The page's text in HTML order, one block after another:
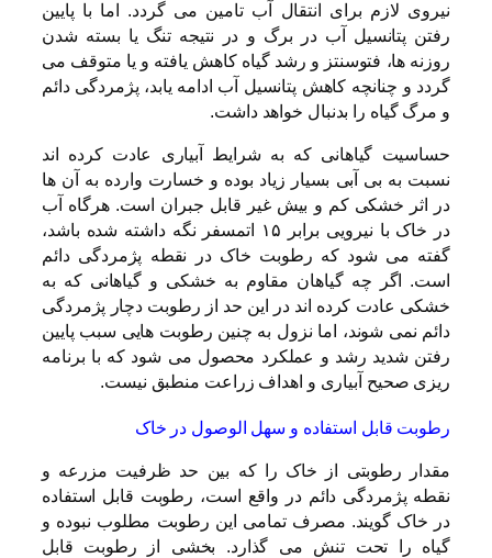
نیروی لازم برای انتقال آب تامین می گردد. اما با پایین
رفتن پتانسیل آب در برگ و در نتیجه تنگ یا بسته شدن
روزنه ها، فتوسنتز و رشد گیاه کاهش یافته و یا متوقف می
گردد و چنانچه کاهش پتانسیل آب ادامه یابد، پژمردگی دائم
و مرگ گیاه را بدنبال خواهد داشت.
حساسیت گیاهانی که به شرایط آبیاری عادت کرده اند
نسبت به بی آبی بسیار زیاد بوده و خسارت وارده به آن ها
در اثر خشکی کم و بیش غیر قابل جبران است. هرگاه آب
در خاک با نیرویی برابر ۱۵ اتمسفر نگه داشته شده باشد،
گفته می شود که رطوبت خاک در نقطه پژمردگی دائم
است. اگر چه گیاهان مقاوم به خشکی و گیاهانی که به
خشکی عادت کرده اند در این حد از رطوبت دچار پژمردگی
دائم نمی شوند، اما نزول به چنین رطوبت هایی سبب پایین
رفتن شدید رشد و عملکرد محصول می شود که با برنامه
ریزی صحیح آبیاری و اهداف زراعت منطبق نیست.
رطوبت قابل استفاده و سهل الوصول در خاک
مقدار رطوبتی از خاک را که بین حد ظرفیت مزرعه و
نقطه پژمردگی دائم در واقع است، رطوبت قابل استفاده
در خاک گویند. مصرف تمامی این رطوبت مطلوب نبوده و
گیاه را تحت تنش می گذارد. بخشی از رطوبت قابل